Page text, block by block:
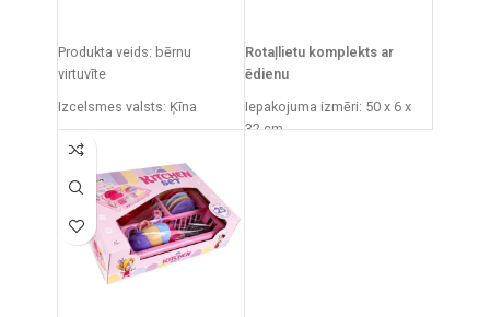
Produkta veids: bērnu
virtuvīte
Izcelsmes valsts: Ķīna
x 33 cm
Virtuvītes izmēri: 63 x 48 x 30
Svars: 8 kg
Produkta materiāls: koks
Rotaļlietu komplekts ar
ēdienu
Iepakojuma izmēri: 50 x 6 x
32 cm